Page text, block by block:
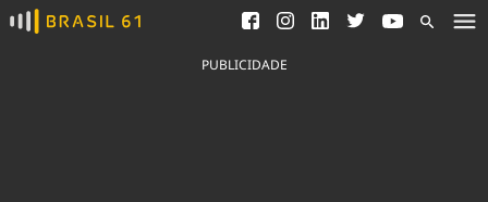
Ver todas as notícias
Saneamento
Indicadores
PUBLICIDADE